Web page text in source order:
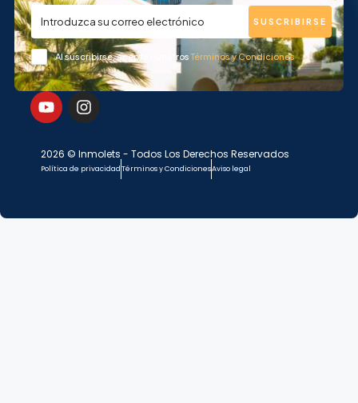
Al suscribirse, acepta nuestrosTérminos y Condiciones
SUSCRIBIRSE
2026 © Inmolets - Todos Los Derechos Reservados
Política de privacidadTérminos y CondicionesAviso legal